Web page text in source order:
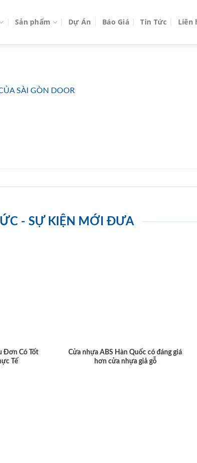
Sản phẩm Dự Án Báo Giá Tin Tức Liên
SÀI GÒN DOOR
- SỰ KIỆN MỚI ĐƯA
Đơn Có Tốt
Tế
Cửa nhựa ABS Hàn Quốc có đáng giá
hơn cửa nhựa giả gỗ